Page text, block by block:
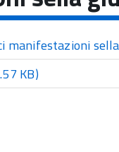
manifestazioni
KB)